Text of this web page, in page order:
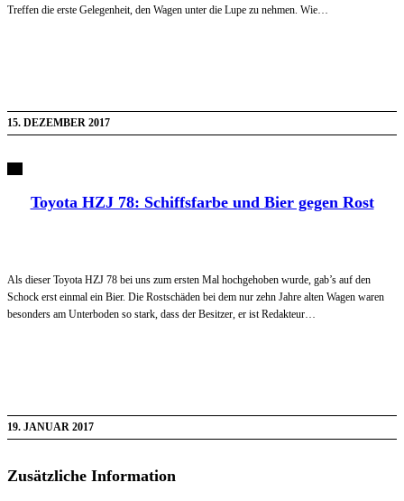
Treffen die erste Gelegenheit, den Wagen unter die Lupe zu nehmen. Wie…
15. DEZEMBER 2017
Toyota HZJ 78: Schiffsfarbe und Bier gegen Rost
Als dieser Toyota HZJ 78 bei uns zum ersten Mal hochgehoben wurde, gab’s auf den
Schock erst einmal ein Bier. Die Rostschäden bei dem nur zehn Jahre alten Wagen waren
besonders am Unterboden so stark, dass der Besitzer, er ist Redakteur…
19. JANUAR 2017
Zusätzliche Information